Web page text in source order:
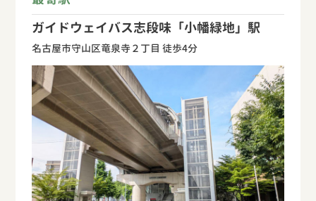
ガイドウェイバス志段味「小幡緑地」駅
名古屋市守山区竜泉寺２丁目 徒歩4分